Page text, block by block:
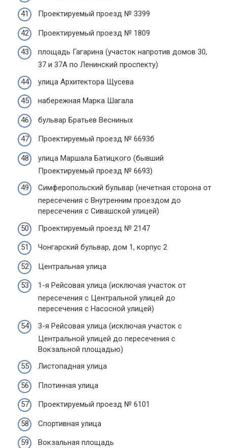
Проектируемый проезд № 3399
Проектируемый проезд № 1809
площадь Гагарина (участок напротив домов 30,
37 и 37А по Ленинский проспекту)
улица Архитектора Щусева
набережная Марка Шагала
бульвар Братьев Весниных
Проектируемый проезд № 6693б
улица Маршала Батицкого (бывший
Проектируемый проезд № 6693)
Симферопольский бульвар (нечетная сторона от
пересечения с Внутренним проездом до
пересечения с Сивашской улицей)
Проектируемый проезд № 2147
Чонгарский бульвар, дом 1, корпус 2
Центральная улица
1-я Рейсовая улица (исключая участок от
пересечения с Центральной улицей до
пересечения с Насосной улицей)
3-я Рейсовая улица (исключая участок с
Центральной улицей до пересечения с
Вокзальной площадью)
Листопадная улица
Плотинная улица
Проектируемый проезд № 6101
Спортивная улица
Вокзальная площадь